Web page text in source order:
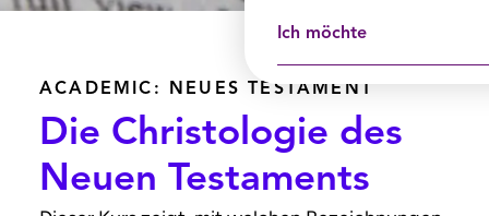
Ich möchte
ACADEMIC: NEUES TESTAMENT
Die Christologie des
Neuen Testaments